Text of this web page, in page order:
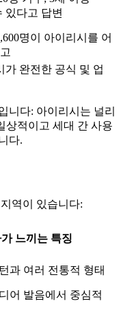
있다고 답변
명이 아이리시를 어
가 완전한 공식 및 업
니다: 아이리시는 널리
상적이고 세대 간 사용
다.
역이 있습니다:
느끼는 특징
과 여러 전통적 형태
어 발음에서 중심적